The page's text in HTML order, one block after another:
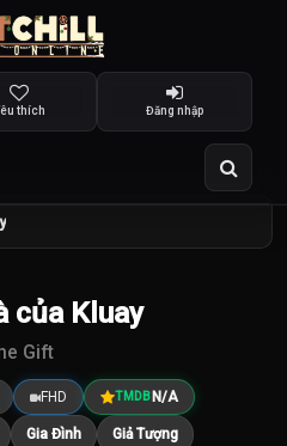
thích Đăng nhập
7.5
của Kluay
Gift
FHD TMDB N/A
Gia Đình Giả Tượng